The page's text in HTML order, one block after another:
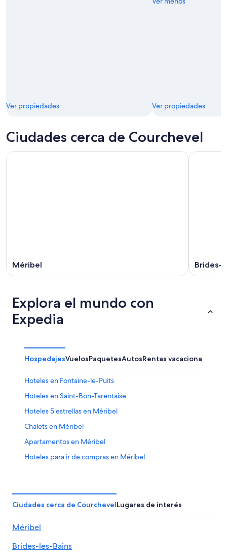
Ver propiedades Ver propiedades
Ciudades cerca de Courchevel
Méribel Brides-
Explora el mundo con
Expedia
HospedajesVuelosPaquetesAutosRentas vacacionales
Hoteles en Fontaine-le-Puits
Hoteles en Saint-Bon-Tarentaise
Hoteles 5 estrellas en Méribel
Chalets en Méribel
Apartamentos en Méribel
Hoteles para ir de compras en Méribel
Hoteles en Champagny-en-Vanoise
Hoteles en Brides-les-Bains
Hoteles en Le Villard
Hoteles de negocios en Courchevel 1550
Ciudades cerca de CourchevelLugares de interés
Méribel
Brides-les-Bains